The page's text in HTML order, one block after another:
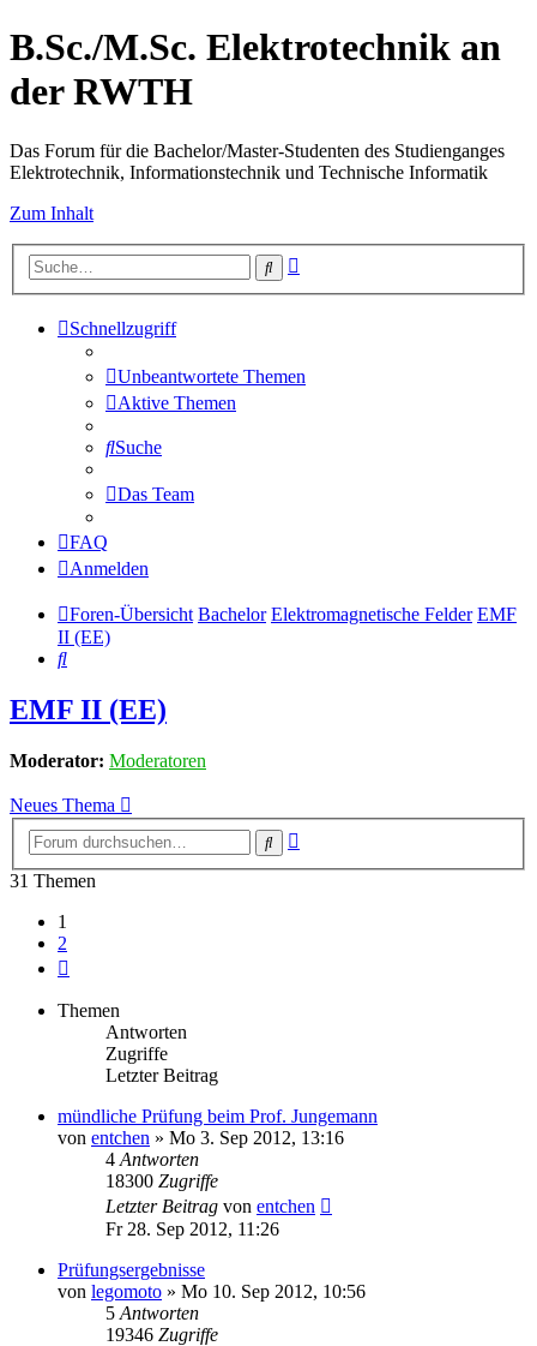
B.Sc./M.Sc. Elektrotechnik an
der RWTH
Das Forum für die Bachelor/Master-Studenten des Studienganges
Elektrotechnik, Informationstechnik und Technische Informatik
Zum Inhalt
Suche
Schnellzugriff
Unbeantwortete Themen
Aktive Themen
Suche
Das Team
FAQ
Anmelden
Foren-Übersicht Bachelor Elektromagnetische Felder EMF
II (EE)
Suche
EMF II (EE)
Moderator: Moderatoren
Neues Thema
Suche
31 Themen
1
2
Themen
Antworten
Zugriffe
Letzter Beitrag
mündliche Prüfung beim Prof. Jungemann
von entchen » Mo 3. Sep 2012, 13:16
4 Antworten
18300 Zugriffe
Letzter Beitrag von entchen
Fr 28. Sep 2012, 11:26
Prüfungsergebnisse
von legomoto » Mo 10. Sep 2012, 10:56
5 Antworten
19346 Zugriffe